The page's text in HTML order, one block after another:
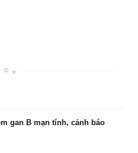
gan B mạn tính, cảnh báo